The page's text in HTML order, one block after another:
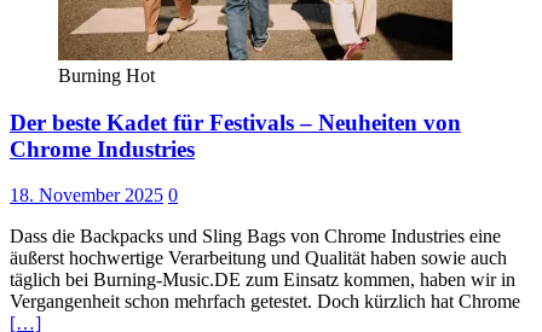
Burning Hot
Der beste Kadet für Festivals – Neuheiten von
Chrome Industries
18. November 2025 0
Dass die Backpacks und Sling Bags von Chrome Industries eine
äußerst hochwertige Verarbeitung und Qualität haben sowie auch
täglich bei Burning-Music.DE zum Einsatz kommen, haben wir in
Vergangenheit schon mehrfach getestet. Doch kürzlich hat Chrome
[…]